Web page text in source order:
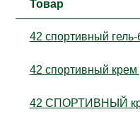
Товар
42 спортивный
42 спортивный
42 СПОРТИВНЫЙ